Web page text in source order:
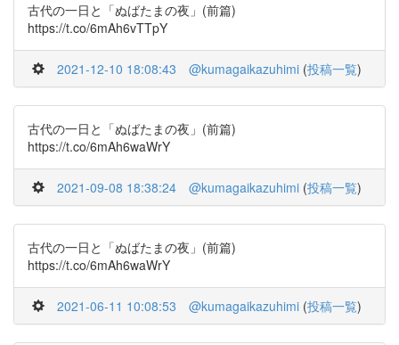
古代の一日と「ぬばたまの夜」(前篇)
https://t.co/6mAh6vTTpY
2021-12-10 18:08:43 @kumagaikazuhimi (投稿一覧)
古代の一日と「ぬばたまの夜」(前篇)
https://t.co/6mAh6waWrY
2021-09-08 18:38:24 @kumagaikazuhimi (投稿一覧)
古代の一日と「ぬばたまの夜」(前篇)
https://t.co/6mAh6waWrY
2021-06-11 10:08:53 @kumagaikazuhimi (投稿一覧)